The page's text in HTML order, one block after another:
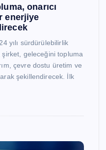
onarıcı
enerjiye
yılı sürdürülebilirlik
şirket, geleceğini topluma
çevre dostu üretim ve
şekillendirecek. İlk